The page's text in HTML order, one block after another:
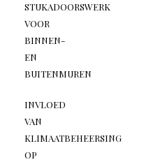
STUKADOORSWERK
VOOR
BINNEN-
EN
BUITENMUREN
INVLOED
VAN
KLIMAATBEHEERSING
OP